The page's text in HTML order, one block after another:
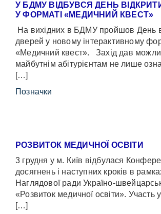
У БДМУ ВІДБУВСЯ ДЕНЬ
У ФОРМАТІ «МЕДИЧНИЙ КВЕСТ»
На вихідних в БДМУ пройшов День
дверей у новому інтерактивному
«Медичний квест». Захід дав
майбутнім абітурієнтам не лише
[…]
Позначки
РОЗВИТОК МЕДИЧНОЇ ОСВІТИ
3 грудня у м. Київ відбулася
досягнень і наступних кроків в
Наглядової ради Україно-
«Розвиток медичної освіти». Участь у
[…]